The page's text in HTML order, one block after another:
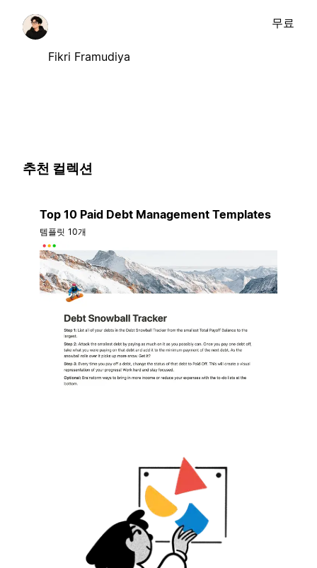
Fikri Framudiya
무료
추천 컬렉션
Top 10 Paid Debt Management Templates
템플릿 10개